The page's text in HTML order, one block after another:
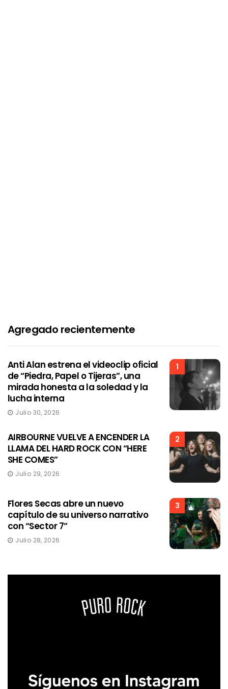
Agregado recientemente
1
Anti Alan estrena el videoclip oficial
de “Piedra, Papel o Tijeras”, una
mirada honesta a la soledad y la
lucha interna
Julio 30, 2026
2
AIRBOURNE VUELVE A ENCENDER LA
LLAMA DEL HARD ROCK CON “HERE
SHE COMES”
Julio 29, 2026
3
Flores Secas abre un nuevo
capítulo de su universo narrativo
con “Sector 7”
Julio 28, 2026